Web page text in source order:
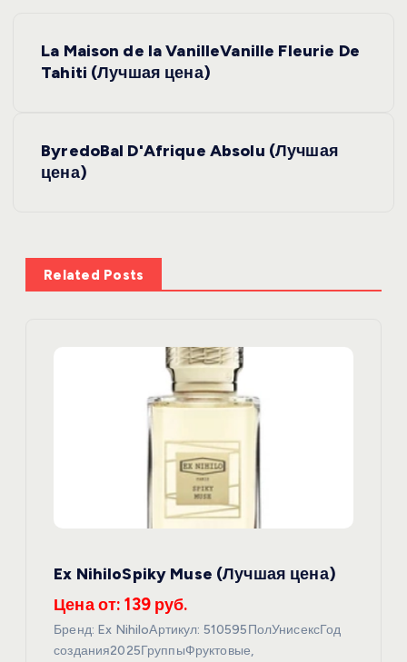
а
ц
La Maison de la VanilleVanille Fleurie De
Tahiti (Лучшая цена)
ByredoBal D'Afrique Absolu (Лучшая
цена)
Related Posts
Ex NihiloSpiky Muse (Лучшая цена)
Цена от: 139 руб.
Бренд: Ex NihiloАртикул: 510595ПолУнисексГод
создания2025ГруппыФруктовые,